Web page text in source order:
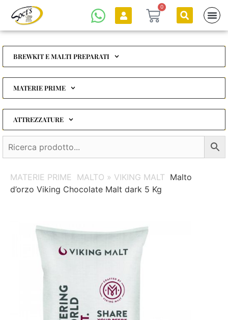
0
BREWKIT E MALTI PREPARATI
MATERIE PRIME
ATTREZZATURE
MATERIE PRIME MALTO » VIKING MALT Malto
d’orzo Viking Chocolate Malt dark 5 Kg